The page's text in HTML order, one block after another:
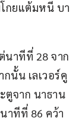
กยแต้มหนี บา
นาทีที่ 28 จาก
นั้น เลเวอร์คู
ตูจาก นาธาน
าทีที่ 86 คว้า